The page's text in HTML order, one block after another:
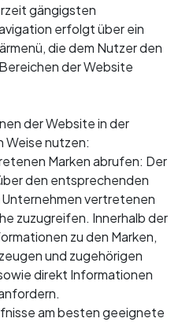
gängigsten
erfolgt über ein
die dem Nutzer den
der Website
der Website in der
nutzen:
Marken abrufen: Der
den entsprechenden
vertretenen
zuzugreifen. Innerhalb der
zu den Marken,
und zugehörigen
direkt Informationen
am besten geeignete